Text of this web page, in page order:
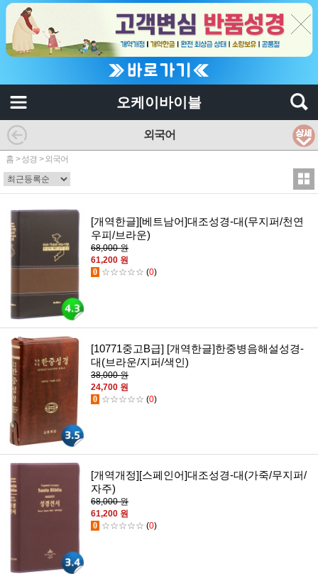
오케이바이블
외국어
홈 >성경 >외국어
[개역한글][베트남어]대조성경-대(무지퍼/천연
우피/브라운)
68,000 원
61,200 원
0 ☆☆☆☆☆ (0)
[10771중고B급] [개역한글]한중병음해설성경-
대(브라운/지퍼/색인)
38,000 원
24,700 원
0 ☆☆☆☆☆ (0)
[개역개정][스페인어]대조성경-대(가죽/무지퍼/
자주)
68,000 원
61,200 원
0 ☆☆☆☆☆ (0)